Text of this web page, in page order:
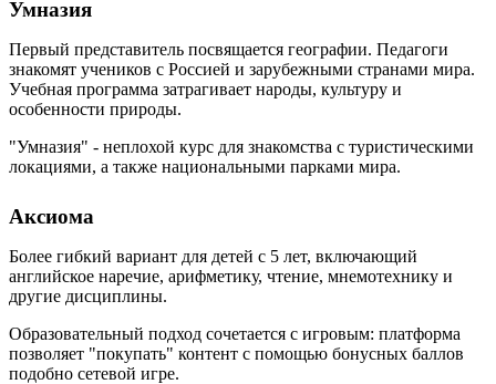
Умназия
Первый представитель посвящается географии. Педагоги
знакомят учеников с Россией и зарубежными странами мира.
Учебная программа затрагивает народы, культуру и
особенности природы.
"Умназия" - неплохой курс для знакомства с туристическими
локациями, а также национальными парками мира.
Аксиома
Более гибкий вариант для детей с 5 лет, включающий
английское наречие, арифметику, чтение, мнемотехнику и
другие дисциплины.
Образовательный подход сочетается с игровым: платформа
позволяет "покупать" контент с помощью бонусных баллов
подобно сетевой игре.